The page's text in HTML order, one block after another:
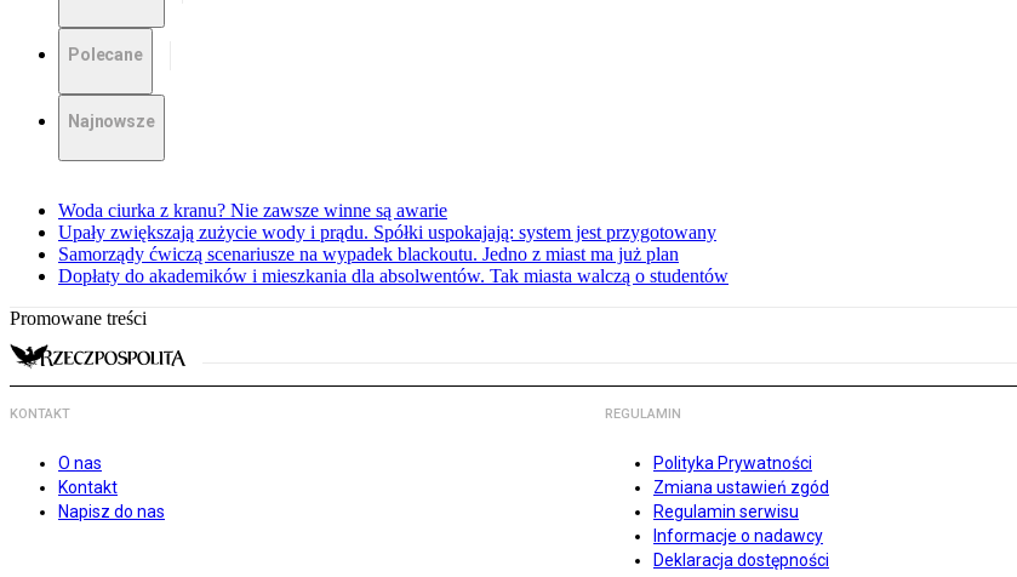
Polecane
Najnowsze
Woda ciurka z kranu? Nie zawsze winne są awarie
Upały zwiększają zużycie wody i prądu. Spółki uspokajają: system jest przygotowany
Samorządy ćwiczą scenariusze na wypadek blackoutu. Jedno z miast ma już plan
Dopłaty do akademików i mieszkania dla absolwentów. Tak miasta walczą o studentów
Promowane treści
KONTAKT
O nas
Kontakt
Napisz do nas
REGULAMIN
Polityka Prywatności
Zmiana ustawień zgód
Regulamin serwisu
Informacje o nadawcy
Deklaracja dostępności